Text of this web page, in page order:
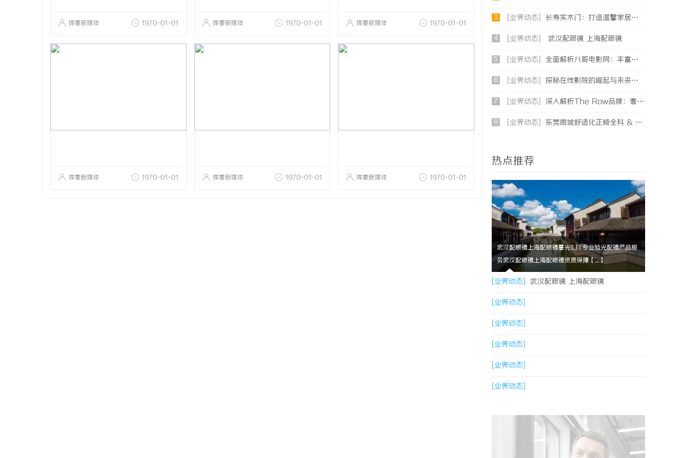
珲春新媒体 1970-01-01 珲春新媒体 1970-01-01 珲春新媒体 1970-01-01
珲春新媒体 1970-01-01 珲春新媒体 1970-01-01 珲春新媒体 1970-01-01
3 [业界动态] 长寿实木门：打造温馨家居环境的理想之选
4 [业界动态] 武汉配眼镜 上海配眼镜
5 [业界动态] 全面解析八哥电影网：丰富资源与优质观影体验的终极指南
6 [业界动态] 探秘在线影院的崛起与未来发展趋势分析
7 [业界动态] 深入解析The Row品牌：奢华时尚的典范与设计哲学
8 [业界动态] 东莞南城舒适化正畸全科 & 数字化种植诊疗专业指南
热点推荐
武汉配眼镜上海配眼镜暮光ILIT专业验光配镜产品服
务武汉配眼镜上海配眼镜资质保障【....】
[业界动态] 武汉配眼镜 上海配眼镜
[业界动态]
[业界动态]
[业界动态]
[业界动态]
[业界动态]